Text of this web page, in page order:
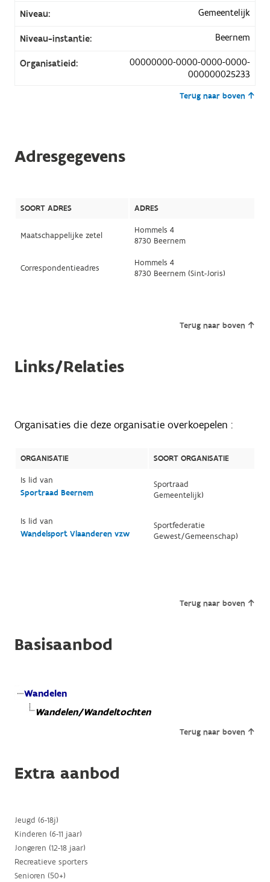
Niveau: Gemeentelijk
Niveau-instantie: Beernem
Organisatieid:
00000000-0000-0000-0000-
000000025233
Terug naar boven
Adresgegevens
SOORT ADRES ADRES
Maatschappelijke zetel
Hommels 4
8730 Beernem
Correspondentieadres
Hommels 4
8730 Beernem (Sint-Joris)
Terug naar boven
Links/Relaties
Organisaties die deze organisatie overkoepelen :
ORGANISATIE
SOORT ORGANISATIE
Is lid van
Sportraad Beernem
Sportraad
Gemeentelijk)
Is lid van
Wandelsport Vlaanderen vzw
Sportfederatie
Gewest/Gemeenschap)
Terug naar boven
Basisaanbod
Wandelen
Wandelen/Wandeltochten
Terug naar boven
Extra aanbod
Jeugd (6-18j)
Kinderen (6-11 jaar)
Jongeren (12-18 jaar)
Recreatieve sporters
Senioren (50+)